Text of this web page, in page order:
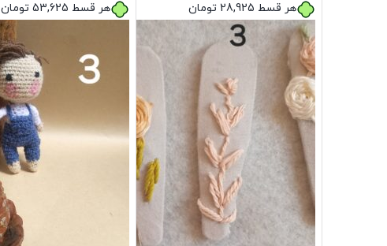
هر قسط 28,925 تومان هر قسط 53,625 تومان